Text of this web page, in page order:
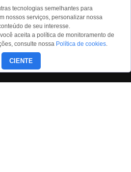
Álvares, 55 - 5º andar
Paulo, 02598-900
Contato:
(11)99350-0439
tecnologias semelhantes para
nossos serviços, personalizar nossa
de seu interesse.
aceita a política de monitoramento de
consulte nossa Política de cookies.
CIENTE